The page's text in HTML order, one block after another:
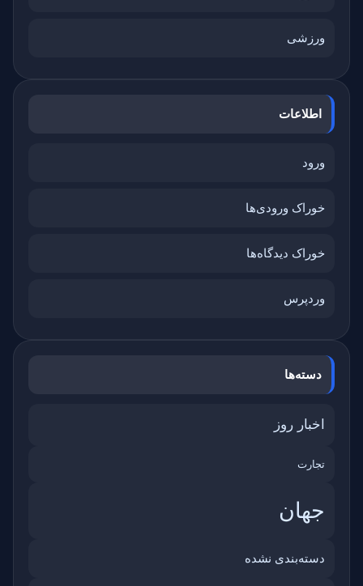
ورزشی
اطلاعات
ورود
خوراک ورودی‌ها
خوراک دیدگاه‌ها
وردپرس
دسته‌ها
اخبار روز
تجارت
جهان
دسته‌بندی نشده